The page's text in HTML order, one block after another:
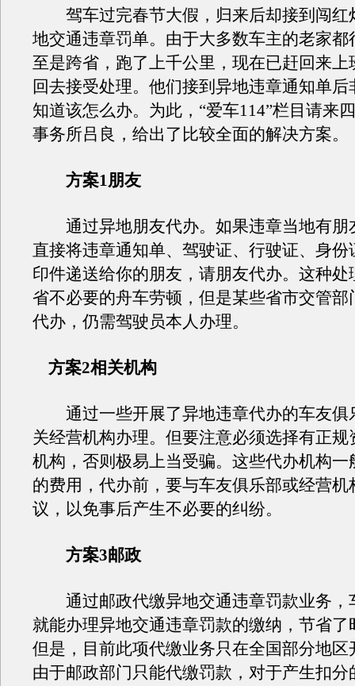
驾车过完春节大假，归来后却接到闯红
地交通违章罚单。由于大多数车主的老家都
至是跨省，跑了上千公里，现在已赶回来上
回去接受处理。他们接到异地违章通知单后
知道该怎么办。为此，“爱车114”栏目请来
事务所吕良，给出了比较全面的解决方案。
方案1朋友
通过异地朋友代办。如果违章当地有朋
直接将违章通知单、驾驶证、行驶证、身份
印件递送给你的朋友，请朋友代办。这种处
省不必要的舟车劳顿，但是某些省市交管部
代办，仍需驾驶员本人办理。
方案2相关机构
通过一些开展了异地违章代办的车友俱
关经营机构办理。但要注意必须选择有正规
机构，否则极易上当受骗。这些代办机构一
的费用，代办前，要与车友俱乐部或经营机
议，以免事后产生不必要的纠纷。
方案3邮政
通过邮政代缴异地交通违章罚款业务，
就能办理异地交通违章罚款的缴纳，节省了
但是，目前此项代缴业务只在全国部分地区
由于邮政部门只能代缴罚款，对于产生扣分